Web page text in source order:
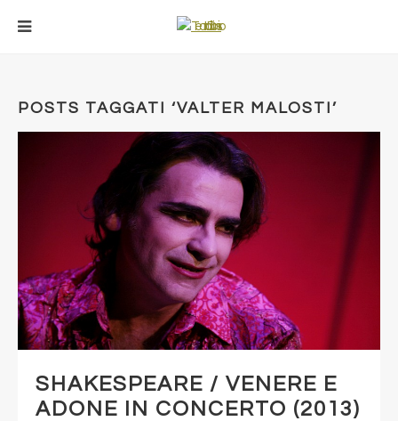
POSTS TAGGATI ‘VALTER MALOSTI’
SHAKESPEARE / VENERE E
ADONE IN CONCERTO (2013)